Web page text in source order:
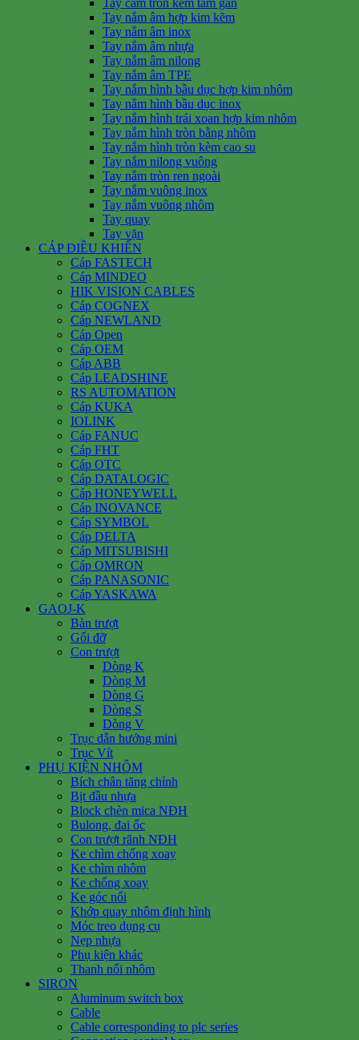
Tay nắm âm hợp kim kẽm
Tay nắm âm inox
Tay nắm âm nhựa
Tay nắm âm nilong
Tay nắm âm TPE
Tay nắm hình bầu dục hợp kim nhôm
Tay nắm hình bầu dục inox
Tay nắm hình trái xoan hợp kim nhôm
Tay nắm hình tròn bằng nhôm
Tay nắm hình tròn kèm cao su
Tay nắm nilong vuông
Tay nắm tròn ren ngoài
Tay nắm vuông inox
Tay nắm vuông nhôm
Tay quay
Tay vặn
CÁP ĐIỀU KHIỂN
Cáp FASTECH
Cáp MINDEO
HIK VISION CABLES
Cáp COGNEX
Cáp NEWLAND
Cáp Open
Cáp OEM
Cáp ABB
Cáp LEADSHINE
RS AUTOMATION
Cáp KUKA
IOLINK
Cáp FANUC
Cáp FHT
Cáp OTC
Cáp DATALOGIC
Cáp HONEYWELL
Cáp INOVANCE
Cáp SYMBOL
Cáp DELTA
Cáp MITSUBISHI
Cáp OMRON
Cáp PANASONIC
Cáp YASKAWA
GAOJ-K
Bàn trượt
Gối đỡ
Con trượt
Dòng K
Dòng M
Dòng G
Dòng S
Dòng V
Trục dẫn hướng mini
Trục Vít
PHỤ KIỆN NHÔM
Bích chân tăng chỉnh
Bịt đầu nhựa
Block chèn mica NĐH
Bulong, đai ốc
Con trượt rãnh NĐH
Ke chìm chống xoay
Ke chìm nhôm
Ke chống xoay
Ke góc nổi
Khớp quay nhôm định hình
Móc treo dụng cụ
Nẹp nhựa
Phụ kiện khác
Thanh nối nhôm
SIRON
Aluminum switch box
Cable
Cable corresponding to plc series